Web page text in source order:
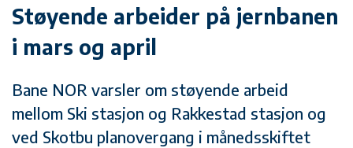
Støyende arbeider på jernbanen
i mars og april
Bane NOR varsler om støyende arbeid
mellom Ski stasjon og Rakkestad stasjon og
ved Skotbu planovergang i månedsskiftet